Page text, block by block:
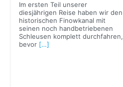
Im ersten Teil unserer
diesjährigen Reise haben wir den
historischen Finowkanal mit
seinen noch handbetriebenen
Schleusen komplett durchfahren,
bevor […]